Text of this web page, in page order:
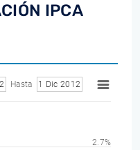
IPCA
Hasta 1 Dic 2012
2.7%